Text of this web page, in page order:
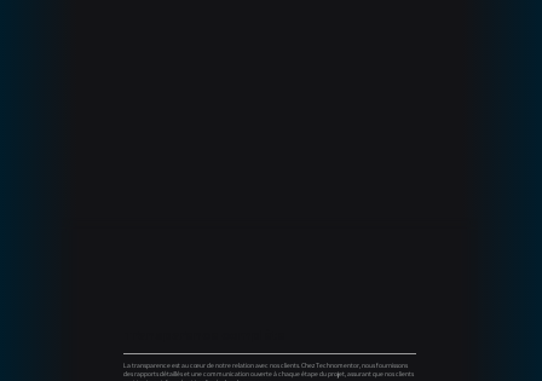
La transparence est au cœur de notre relation avec nos clients. Chez Technomentor, nous fournissons
des rapports détaillés et une communication ouverte à chaque étape du projet, assurant que nos clients